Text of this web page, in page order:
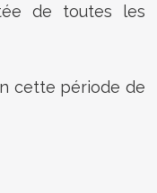
de toutes les
cette période de